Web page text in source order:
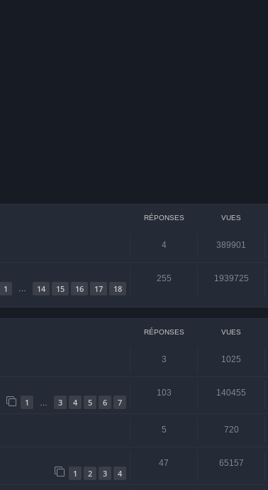
RÉPONSES VUES
4 389901
1 14 15 16 17 18
255 1939725
RÉPONSES VUES
3 1025
1 3 4 5 6 7
103 140455
5 720
1 2 3 4
47 65157